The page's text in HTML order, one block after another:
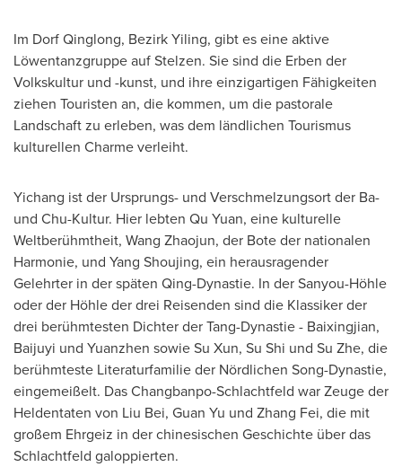
Im Dorf Qinglong, Bezirk Yiling, gibt es eine aktive
Löwentanzgruppe auf Stelzen. Sie sind die Erben der
Volkskultur und -kunst, und ihre einzigartigen Fähigkeiten
ziehen Touristen an, die kommen, um die pastorale
Landschaft zu erleben, was dem ländlichen Tourismus
kulturellen Charme verleiht.
Yichang ist der Ursprungs- und Verschmelzungsort der Ba-
und Chu-Kultur. Hier lebten Qu Yuan, eine kulturelle
Weltberühmtheit, Wang Zhaojun, der Bote der nationalen
Harmonie, und Yang Shoujing, ein herausragender
Gelehrter in der späten Qing-Dynastie. In der Sanyou-Höhle
oder der Höhle der drei Reisenden sind die Klassiker der
drei berühmtesten Dichter der Tang-Dynastie - Baixingjian,
Baijuyi und Yuanzhen sowieSu Xun, Su Shi und Su Zhe, die
berühmteste Literaturfamilie der Nördlichen Song-Dynastie,
eingemeißelt. Das Changbanpo-Schlachtfeld war Zeuge der
Heldentaten von Liu Bei, Guan Yu und Zhang Fei, die mit
großem Ehrgeiz in der chinesischen Geschichte über das
Schlachtfeld galoppierten.